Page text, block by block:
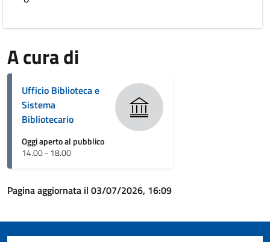
A cura di
Ufficio Biblioteca e
Sistema
Bibliotecario
Oggi aperto al pubblico
14.00 - 18.00
Pagina aggiornata il 03/07/2026, 16:09